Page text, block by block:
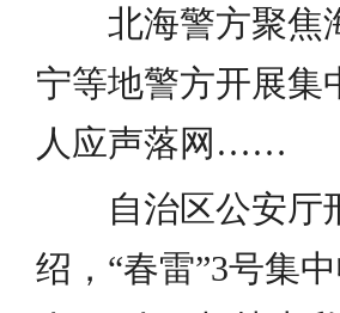
北海警方聚焦
宁等地警方开展集
人应声落网……
自治区公安厅
绍，“春雷”3号集